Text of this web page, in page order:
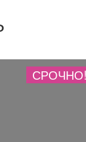
СРОЧНО!